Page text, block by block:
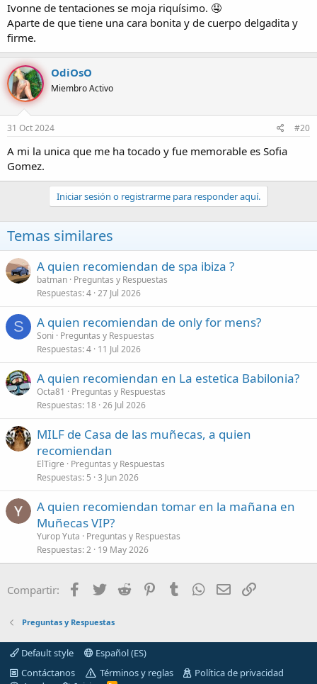
Ivonne de tentaciones se moja riquísimo. 🤤
Aparte de que tiene una cara bonita y de cuerpo delgadita y
firme.
OdiOsO
Miembro Activo
31 Oct 2024 #20
A mi la unica que me ha tocado y fue memorable es Sofia
Gomez.
Iniciar sesión o registrarme para responder aquí.
Temas similares
A quien recomiendan de spa ibiza ?
batman Preguntas y Respuestas
Respuestas 4 27 Jul 2026
S A quien recomiendan de only for mens?
Soni
Preguntas y Respuestas
Respuestas 4 11 Jul 2026
A quien recomiendan en La estetica Babilonia?
Octa81
Preguntas y Respuestas
Respuestas 18 26 Jul 2026
MILF de Casa de las muñecas, a quien
recomiendan
ElTigre
Preguntas y Respuestas
Respuestas 5 3 Jun 2026
A quien recomiendan tomar en la mañana en
Muñecas VIP?
Yurop Yuta
Preguntas y Respuestas
Respuestas 2 19 May 2026
Compartir: Facebook
Twitter Reddit PinterestTumblrWhatsAppCorreo
Preguntas y Respuestas
Default style
Español (ES)
Contáctanos
Términos y reglas
Política de privacidad